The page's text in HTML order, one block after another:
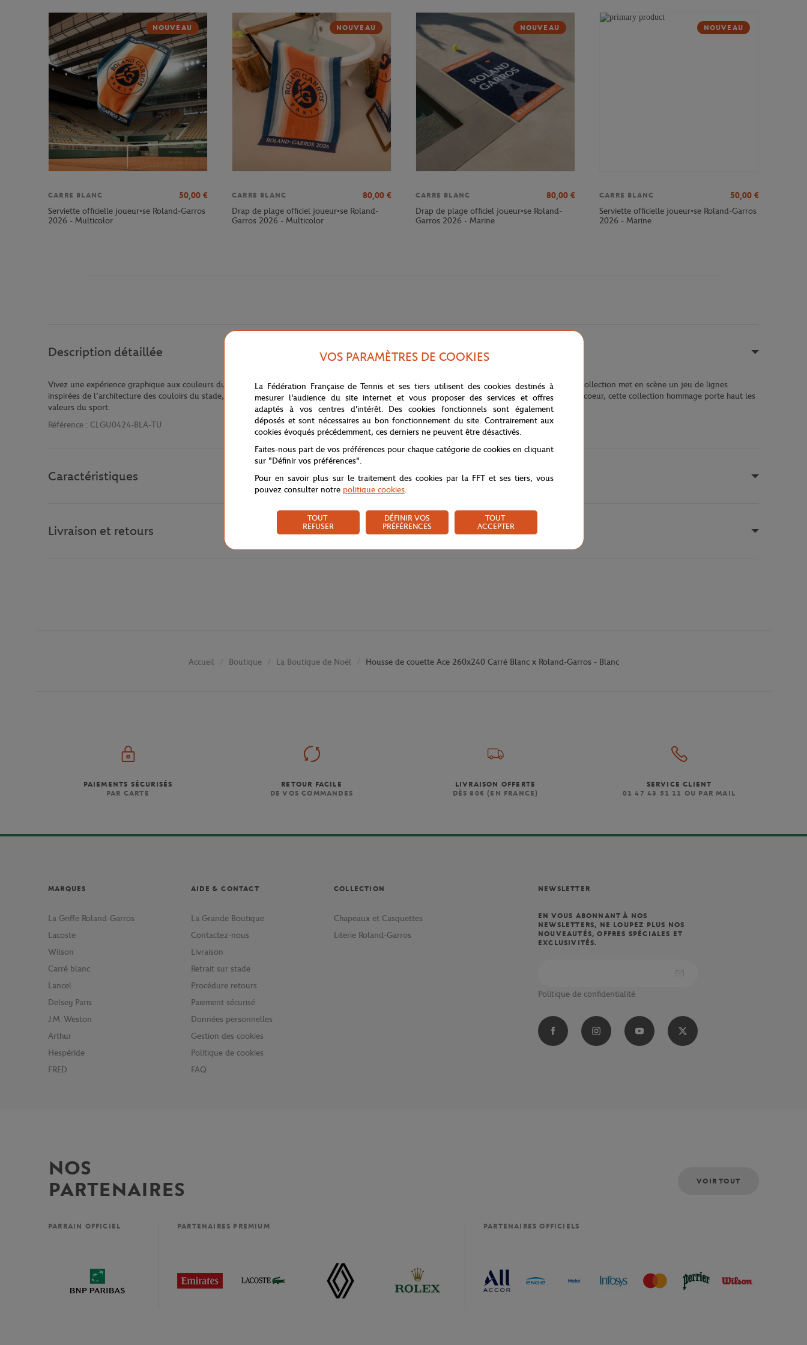
NOUVEAU
CARRE BLANC 50,00 €
Serviette officielle joueur•se Roland-Garros
2026 - Multicolor
NOUVEAU
CARRE BLANC 80,00 €
Drap de plage officiel joueur•se Roland-
Garros 2026 - Multicolor
NOUVEAU
CARRE BLANC 80,00 €
Drap de plage officiel joueur•se Roland-
Garros 2026 - Marine
NOUVEAU
CARRE BLANC 50,00 €
Serviette officielle joueur•se Roland-Garros
2026 - Marine
Description détaillée
Vivez une expérience graphique aux couleurs du tournoi Roland-Garros avec la housse de couette Ace. Confectionnée en percale de coton, cette collection met en scène un jeu de lignes
inspirées de l’architecture des couloirs du stade, arpentés par les plus grandes légendes du tennis. Affichant un logo Roland-Garros brodé en son coeur, cette collection hommage porte haut les
valeurs du sport.
Référence : CLGU0424-BLA-TU
Caractéristiques
Livraison et retours
Accueil Boutique La Boutique de Noël Housse de couette Ace 260x240 Carré Blanc x Roland-Garros - Blanc
PAIEMENTS SÉCURISÉS
PAR CARTE
RETOUR FACILE
DE VOS COMMANDES
LIVRAISON OFFERTE
DÈS 80€ (EN FRANCE)
SERVICE CLIENT
01 47 43 51 11 OU PAR MAIL
NEWSLETTER
EN VOUS ABONNANT À NOS
NEWSLETTERS, NE LOUPEZ PLUS NOS
NOUVEAUTÉS, OFFRES SPÉCIALES ET
EXCLUSIVITÉS.
Politique de confidentialité
MARQUES
La Griffe Roland-Garros
Lacoste
Wilson
Carré blanc
Lancel
Delsey Paris
J.M. Weston
Arthur
Hespéride
FRED
AIDE & CONTACT
La Grande Boutique
Contactez-nous
Livraison
Retrait sur stade
Procédure retours
Paiement sécurisé
Données personnelles
Gestion des cookies
Politique de cookies
FAQ
COLLECTION
Chapeaux et Casquettes
Literie Roland-Garros
NOS
PARTENAIRES
VOIR TOUT
PARRAIN OFFICIEL PARTENAIRES PREMIUM PARTENAIRES OFFICIELS
VOS PARAMÈTRES DE COOKIES
La Fédération Française de Tennis et ses tiers utilisent des cookies destinés à
mesurer l'audience du site internet et vous proposer des services et offres
adaptés à vos centres d'intérêt. Des cookies fonctionnels sont également
déposés et sont nécessaires au bon fonctionnement du site. Contrairement aux
cookies évoqués précédemment, ces derniers ne peuvent être désactivés.
Faites-nous part de vos préférences pour chaque catégorie de cookies en cliquant
sur "Définir vos préférences".
Pour en savoir plus sur le traitement des cookies par la FFT et ses tiers, vous
pouvez consulter notre politique cookies.
TOUT
REFUSER
DÉFINIR VOS
PRÉFÉRENCES
TOUT
ACCEPTER